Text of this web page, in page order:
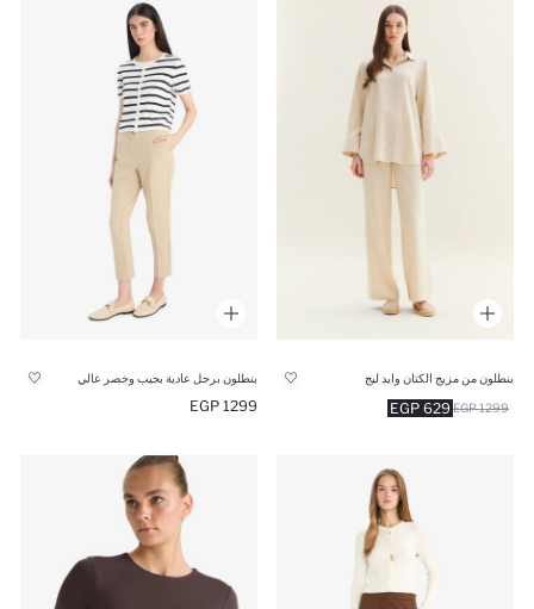
بنطلون من مزيج الكتان وايد ليج
629 EGP 1299 EGP
بنطلون برجل عادية بجيب وخصر عالي
1299 EGP